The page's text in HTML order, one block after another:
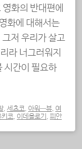
화의 반대편에
화에 대해서는
저 우리가 살고
라 너그러워지
시간이 필요하
, 세츠코, 아워—뷰, 여
키코, 이데올로기 , 피안